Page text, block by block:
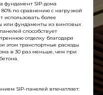
фундамент SIP-дома
по сравнению с нагрузкой
использовать более
или фундаменты из винтовых
способствует
отделку благодаря
этом транспортные расходы
в 30 раз меньше, чем при
SIP-панелей впечатляет: